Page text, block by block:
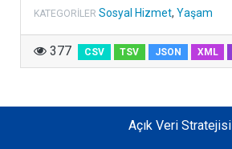
KATEGORILER Sosyal Hizmet, Yaşam
377 CSV TSV JSON XML
Açık Veri Stratejisi